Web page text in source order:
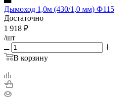
Дымоход 1,0м (430/1,0 мм) Ф115
Достаточно
1 918 ₽
/шт
В корзину